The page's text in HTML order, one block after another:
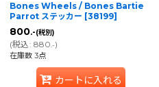
Bones Wheels / Bones Bartie
Parrot ステッカー [38199]
800.-(税別)
(税込: 880.-)
在庫数 3点
カートに入れる